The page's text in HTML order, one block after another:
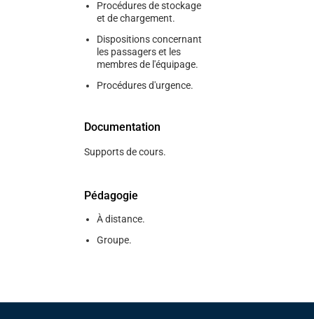
Procédures de stockage
et de chargement.
Dispositions concernant
les passagers et les
membres de l'équipage.
Procédures d'urgence.
Documentation
Supports de cours.
Pédagogie
À distance.
Groupe.